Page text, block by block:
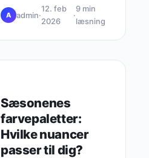
hand og få mest ud af
hver køb.
A admin·
12. feb
2026
·
9 min
læsning
Sæsonenes
farvepaletter:
Hvilke nuancer
passer til dig?